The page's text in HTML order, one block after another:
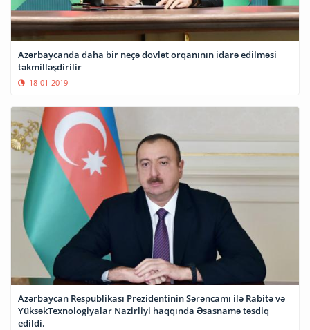
Azərbaycanda daha bir neçə dövlət orqanının idarə edilməsi
təkmilləşdirilir
18-01-2019
Azərbaycan Respublikası Prezidentinin Sərəncamı ilə Rabitə və
YüksəkTexnologiyalar Nazirliyi haqqında Əsasnamə təsdiq
edildi.